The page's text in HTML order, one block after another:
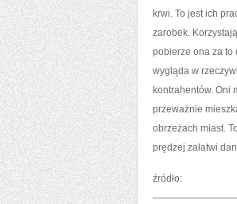
krwi. To jest ich
zarobek.
pobierze ona za to
wygląda w
kontrahentów. Oni
przeważnie
obrzeżach miast.
prędzej załatwi
źródło: